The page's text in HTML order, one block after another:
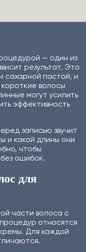
— один из
результат. Это
сахарной пастой, и
волосы
могут усилить
эффективность
записью звучит
и какой длины они
чтобы
ошибок.
для
части волоса с
относятся
Для каждой